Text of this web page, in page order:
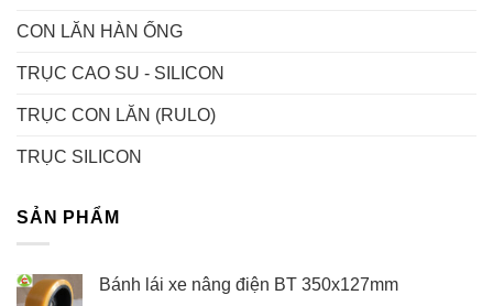
CON LĂN HÀN ỐNG
TRỤC CAO SU - SILICON
TRỤC CON LĂN (RULO)
TRỤC SILICON
SẢN PHẨM
Bánh lái xe nâng điện BT 350x127mm